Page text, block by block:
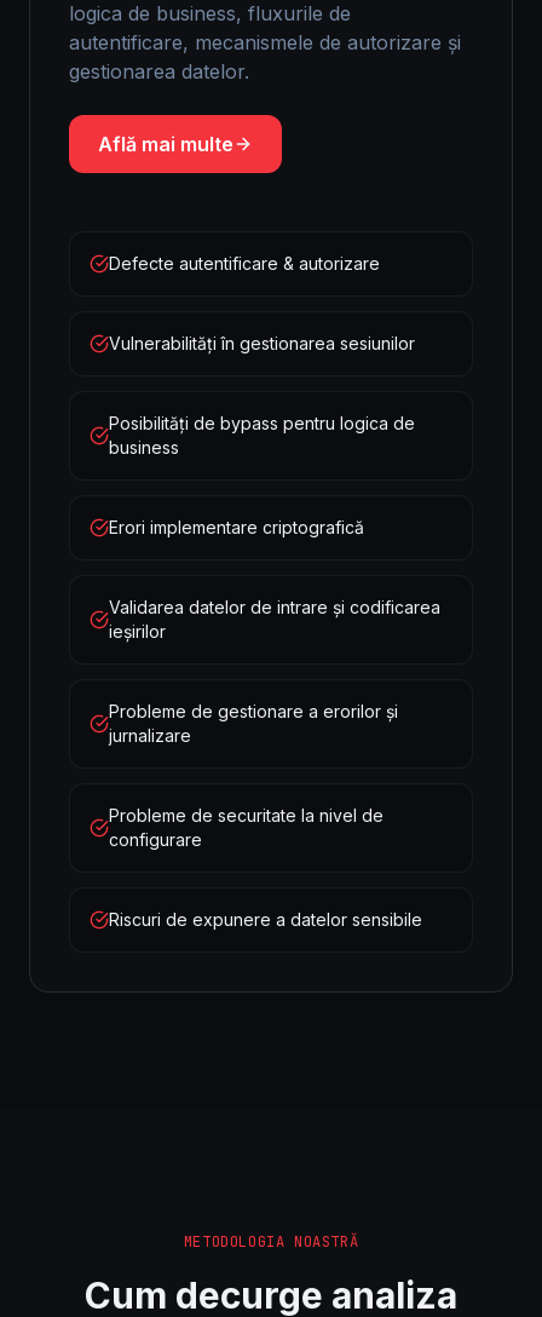
logica de business, fluxurile de
autentificare, mecanismele de autorizare și
gestionarea datelor.
Află mai multe
Defecte autentificare & autorizare
Vulnerabilități în gestionarea sesiunilor
Posibilități de bypass pentru logica de
business
Erori implementare criptografică
Validarea datelor de intrare și codificarea
ieșirilor
Probleme de gestionare a erorilor și
jurnalizare
Probleme de securitate la nivel de
configurare
Riscuri de expunere a datelor sensibile
METODOLOGIA NOASTRĂ
Cum decurge analiza